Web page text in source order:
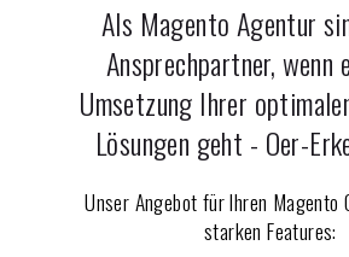
Als Magento Agentur
Ansprechpartner, wenn
Umsetzung Ihrer
Lösungen geht - Oer-
Unser Angebot für Ihren Magento
starken Features: